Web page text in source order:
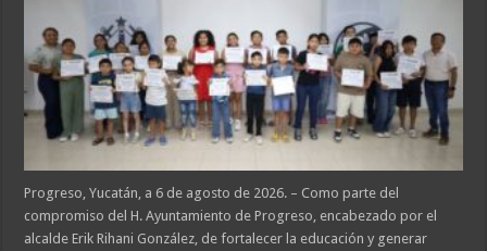
Progreso, Yucatán, a 6 de agosto de 2026. – Como parte del
compromiso del H. Ayuntamiento de Progreso, encabezado por el
alcalde Erik Rihani González, de fortalecer la educación y generar